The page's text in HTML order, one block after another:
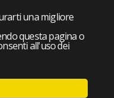
una migliore
questa pagina o
all'uso dei